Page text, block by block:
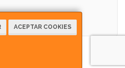
ACEPTAR COOKIES